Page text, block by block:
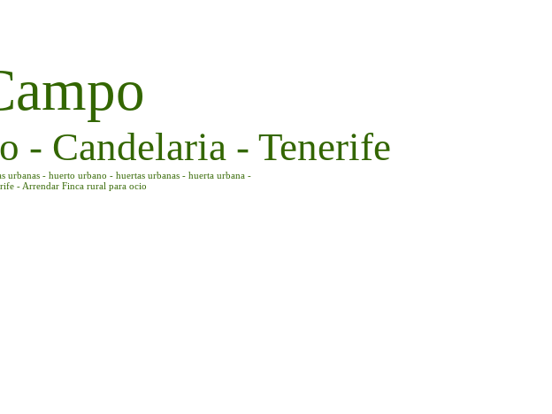
- Candelaria - Tenerife
- huerto urbano - huertas urbanas - huerta urbana -
- Arrendar Finca rural para ocio